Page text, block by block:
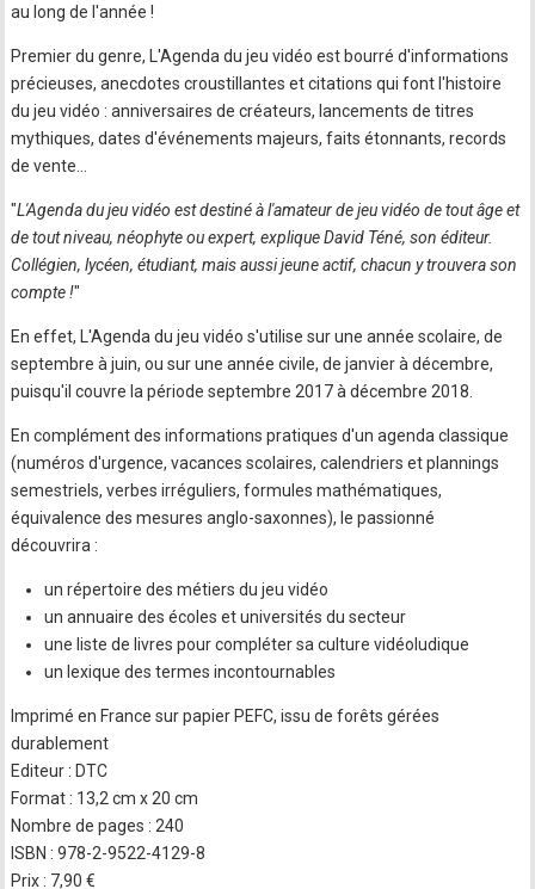
au long de l'année !
Premier du genre, L'Agenda du jeu vidéo est bourré d'informations
précieuses, anecdotes croustillantes et citations qui font l'histoire
du jeu vidéo : anniversaires de créateurs, lancements de titres
mythiques, dates d'événements majeurs, faits étonnants, records
de vente…
"L'Agenda du jeu vidéo est destiné à l'amateur de jeu vidéo de tout âge et
de tout niveau, néophyte ou expert, explique David Téné, son éditeur.
Collégien, lycéen, étudiant, mais aussi jeune actif, chacun y trouvera son
compte !"
En effet, L'Agenda du jeu vidéo s'utilise sur une année scolaire, de
septembre à juin, ou sur une année civile, de janvier à décembre,
puisqu'il couvre la période septembre 2017 à décembre 2018.
En complément des informations pratiques d'un agenda classique
(numéros d'urgence, vacances scolaires, calendriers et plannings
semestriels, verbes irréguliers, formules mathématiques,
équivalence des mesures anglo-saxonnes), le passionné
découvrira :
un répertoire des métiers du jeu vidéo
un annuaire des écoles et universités du secteur
une liste de livres pour compléter sa culture vidéoludique
un lexique des termes incontournables
Imprimé en France sur papier PEFC, issu de forêts gérées
durablement
Editeur : DTC
Format : 13,2 cm x 20 cm
Nombre de pages : 240
ISBN : 978-2-9522-4129-8
Prix : 7,90 €